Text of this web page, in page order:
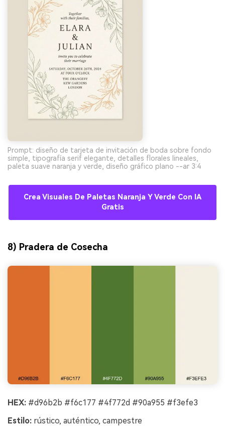
Prompt: diseño de tarjeta de invitación de boda sobre fondo
simple, tipografía serif elegante, detalles florales lineales,
paleta suave naranja y verde, diseño gráfico plano --ar 3:4
Crea Visuales De Paletas Naranja Y Verde Con IA
Gratis
8) Pradera de Cosecha
HEX: #d96b2b #f6c177 #4f772d #90a955 #f3efe3
Estilo: rústico, auténtico, campestre